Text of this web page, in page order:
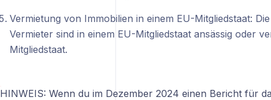
Vermietung von Immobilien in einem EU-Mitgliedstaat:
Vermieter sind in einem EU-Mitgliedstaat ansässig oder
Mitgliedstaat.
HINWEIS: Wenn du im Dezember 2024 einen Bericht für